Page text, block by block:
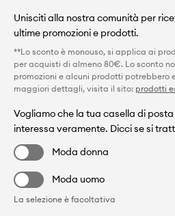
Unisciti alla nostra comunità per
ultime promozioni e prodotti.
**Lo sconto è monouso, si applica ai
per acquisti di almeno 80€. Lo sconto
promozioni e alcuni prodotti potrebbero
maggiori dettagli, visita il sito: prodotti
Vogliamo che la tua casella di
interessa veramente. Dicci se si
Moda donna
Moda uomo
La selezione è facoltativa